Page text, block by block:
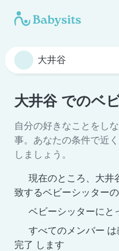
大井谷 でのベ
自分の好きなことをし
事。あなたの条件で近
しましょう。
現在のところ、大井
致するベビーシッター
ベビーシッターにと
すべてのメンバー
完了 します